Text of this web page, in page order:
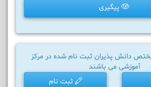
پیگیری
دانش پذیران ثبت نام شده در مرکز
آموزشی می باشند
ثبت نام